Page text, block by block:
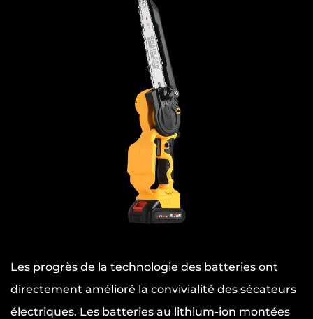
Les progrès de la technologie des batteries ont
directement amélioré la convivialité des sécateurs
électriques. Les batteries au lithium-ion montées